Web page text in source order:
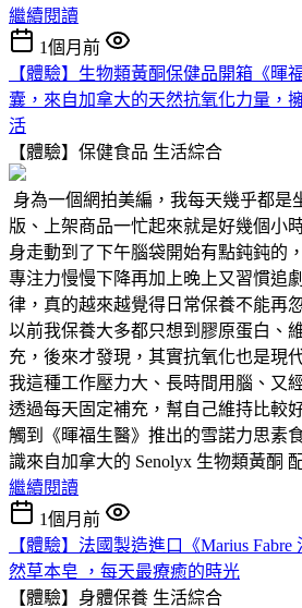
繼續閱讀
1個月前
【體驗】生物類黃酮保健品開箱《暉
囊，來自加拿大的天然抗氧化力量，
活
【體驗】保健食品 生活綜合
身為一個網拍美編，我每天幾乎都是
版、上架商品一忙起來就是好幾個小
身走動到了下午腦袋開始有點鈍鈍的
專注力慢慢下降再加上晚上又習慣追
律，真的越來越覺得日常保養不能再
以前我保養大多都只想到膠原蛋白、
充，後來才發現，其實抗氧化也是現
我這種工作壓力大、長時間用腦、又
透過每天固定補充，幫自己維持比較
觸到《暉福生醫》推出的雪諾力思素
識來自加拿大的 Senolyx 生物類黃酮
繼續閱讀
1個月前
【體驗】法國製造進口《Marius
然草本皂 ，每天最療癒的時光
【體驗】身體保養 生活綜合